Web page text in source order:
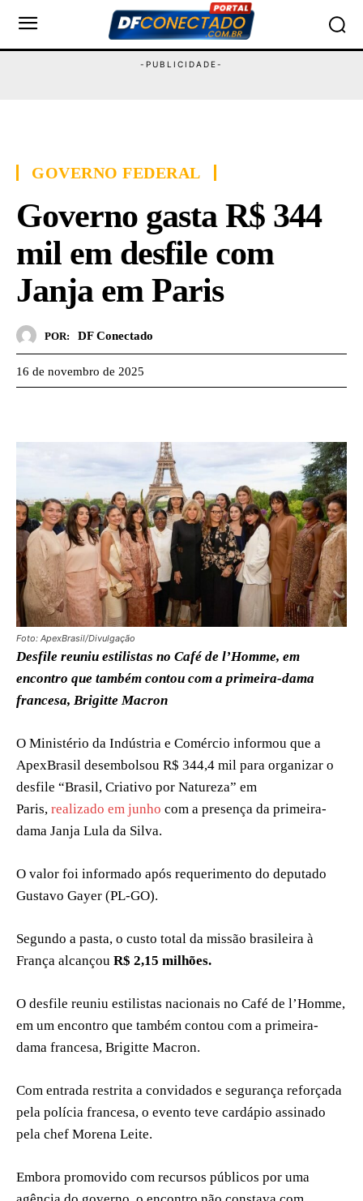
GOVERNO FEDERAL
Governo gasta R$ 344
mil em desfile com
Janja em Paris
POR: DF Conectado
16 de novembro de 2025
Foto: ApexBrasil/Divulgação
Desfile reuniu estilistas no Café de l’Homme, em
encontro que também contou com a primeira-dama
francesa, Brigitte Macron
O Ministério da Indústria e Comércio informou que a
ApexBrasil desembolsou R$ 344,4 mil para organizar o
desfile “Brasil, Criativo por Natureza” em
Paris, realizado em junho com a presença da primeira-
dama Janja Lula da Silva.
O valor foi informado após requerimento do deputado
Gustavo Gayer (PL-GO).
Segundo a pasta, o custo total da missão brasileira à
França alcançou R$ 2,15 milhões.
O desfile reuniu estilistas nacionais no Café de l’Homme,
em um encontro que também contou com a primeira-
dama francesa, Brigitte Macron.
Com entrada restrita a convidados e segurança reforçada
pela polícia francesa, o evento teve cardápio assinado
pela chef Morena Leite.
Embora promovido com recursos públicos por uma